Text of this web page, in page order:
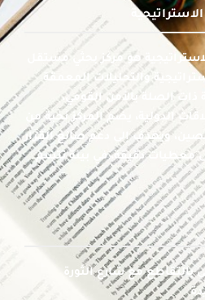
هو مركز بحثي مستقل
والتحليلات المعمقة
ذات الصلة بالأمن القومي،
الدولية، يضم المركز نخبة من
ويهدف إلى دعم صانع القرار
معطيات دقيقة، في بيئة تتسم
بالتقاطع مع شارع الثورة